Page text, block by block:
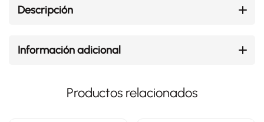
Descripción
Información adicional
Productos relacionados